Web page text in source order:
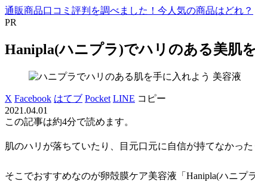
通販商品口コミ評判を調べました！今人気の商品はどれ？
PR
Hanipla(ハニプラ)でハリのある美肌
美容液
X Facebook はてブ Pocket LINE コピー
2021.04.01
この記事は約4分で読めます。
肌のハリが落ちていたり、目元口元に自信が持てなかっ
そこでおすすめなのが卵殻膜ケア美容液「Hanipla(ハニ